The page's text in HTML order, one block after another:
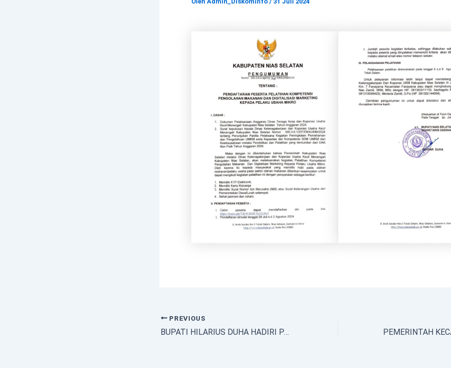
PREVIOUS
BUPATI HILARIUS DUHA HADIRI PARIPURNA PENANDATANGANAN NOTA KESEPAKATAN KUA & PPAS P-APBD NIAS SELATAN TA. 2024